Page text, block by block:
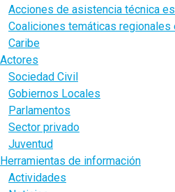
Acciones de asistencia técnica
Coaliciones temáticas regionales
Caribe
Actores
Sociedad Civil
Gobiernos Locales
Parlamentos
Sector privado
Juventud
Herramientas de información
Actividades